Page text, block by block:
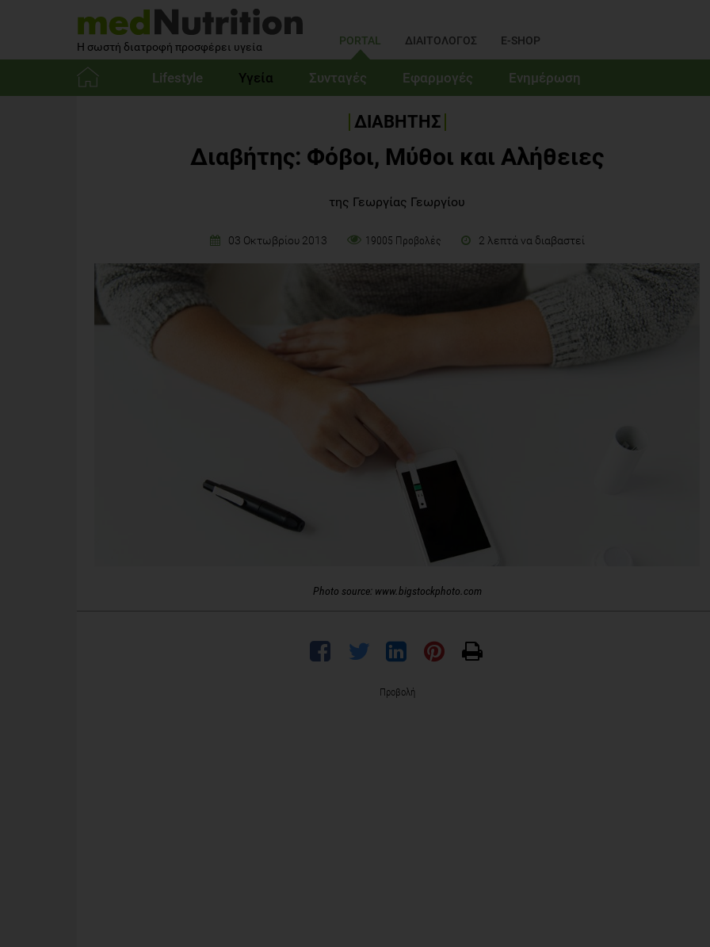
Η σωστή διατροφή προσφέρει υγεία PORTAL ΔΙΑΙΤΟΛΟΓΟΣ E-SHOP
Lifestyle Υγεία Συνταγές Εφαρμογές Ενημέρωση
ΔΙΑΒΗΤΗΣ
Διαβήτης: Φόβοι, Μύθοι και Αλήθειες
της Γεωργίας Γεωργίου
03 Οκτωβρίου 2013 19005 Προβολές 2 λεπτά να διαβαστεί
Photo source: www.bigstockphoto.com
Προβολή